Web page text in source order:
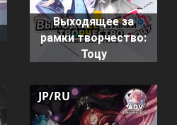
Выходящее за
рамки творчество:
Тоцу
JP/RU